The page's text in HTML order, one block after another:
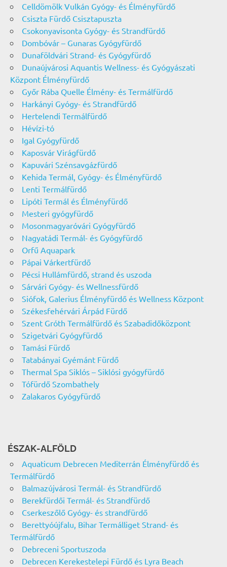
Celldömölk Vulkán Gyógy- és Élményfürdő
Csiszta Fürdő Csisztapuszta
Csokonyavisonta Gyógy- és Strandfürdő
Dombóvár – Gunaras Gyógyfürdő
Dunaföldvári Strand- és Gyógyfürdő
Dunaújvárosi Aquantis Wellness- és Gyógyászati
Központ Élményfürdő
Győr Rába Quelle Élmény- és Termálfürdő
Harkányi Gyógy- és Strandfürdő
Hertelendi Termálfürdő
Hévízi-tó
Igal Gyógyfürdő
Kaposvár Virágfürdő
Kapuvári Szénsavgázfürdő
Kehida Termál, Gyógy- és Élményfürdő
Lenti Termálfürdő
Lipóti Termál és Élményfürdő
Mesteri gyógyfürdő
Mosonmagyaróvári Gyógyfürdő
Nagyatádi Termál- és Gyógyfürdő
Orfű Aquapark
Pápai Várkertfürdő
Pécsi Hullámfürdő, strand és uszoda
Sárvári Gyógy- és Wellnessfürdő
Siófok, Galerius Élményfürdő és Wellness Központ
Székesfehérvári Árpád Fürdő
Szent Gróth Termálfürdő és Szabadidőközpont
Szigetvári Gyógyfürdő
Tamási Fürdő
Tatabányai Gyémánt Fürdő
Thermal Spa Siklós – Siklósi gyógyfürdő
Tófürdő Szombathely
Zalakaros Gyógyfürdő
ÉSZAK-ALFÖLD
Aquaticum Debrecen Mediterrán Élményfürdő és
Termálfürdő
Balmazújvárosi Termál- és Strandfürdő
Berekfürdői Termál- és Strandfürdő
Cserkeszőlő Gyógy- és strandfürdő
Berettyóújfalu, Bihar Termálliget Strand- és
Termálfürdő
Debreceni Sportuszoda
Debrecen Kerekestelepi Fürdő és Lyra Beach